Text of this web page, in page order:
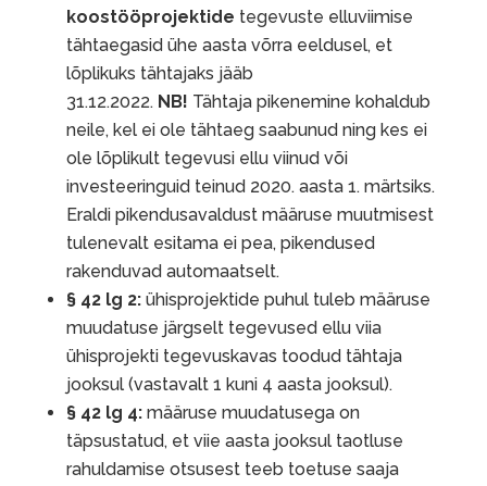
koostööprojektide tegevuste elluviimise
tähtaegasid ühe aasta võrra eeldusel, et
lõplikuks tähtajaks jääb
31.12.2022. NB! Tähtaja pikenemine kohaldub
neile, kel ei ole tähtaeg saabunud ning kes ei
ole lõplikult tegevusi ellu viinud või
investeeringuid teinud 2020. aasta 1. märtsiks.
Eraldi pikendusavaldust määruse muutmisest
tulenevalt esitama ei pea, pikendused
rakenduvad automaatselt.
§ 42 lg 2: ühisprojektide puhul tuleb määruse
muudatuse järgselt tegevused ellu viia
ühisprojekti tegevuskavas toodud tähtaja
jooksul (vastavalt 1 kuni 4 aasta jooksul).
§ 42 lg 4: määruse muudatusega on
täpsustatud, et viie aasta jooksul taotluse
rahuldamise otsusest teeb toetuse saaja